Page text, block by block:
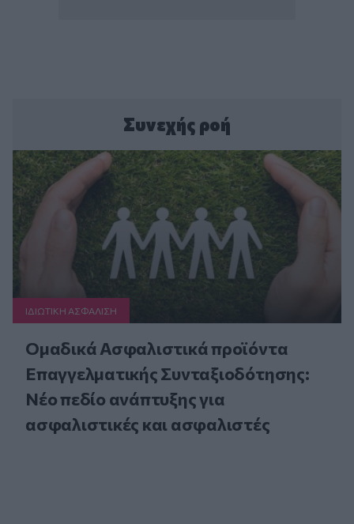
Συνεχής ροή
ΙΔΙΩΤΙΚΗ ΑΣΦAΛΙΣΗ
Ομαδικά Ασφαλιστικά προϊόντα
Επαγγελματικής Συνταξιοδότησης:
Νέο πεδίο ανάπτυξης για
ασφαλιστικές και ασφαλιστές